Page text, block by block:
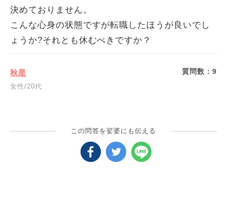
決めておりません。
こんな心身の状態ですが転職したほうが良いでし
ょうか?それとも休むべきですか？
秋星
女性/20代
質問数：9
この問答を娑婆にも伝える